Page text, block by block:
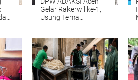
Gelar Rakerwil ke-1,
Usung Tema
Organisasi